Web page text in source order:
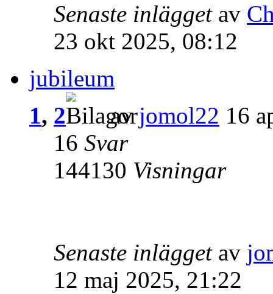
Senaste inlägget av
23 okt 2025, 08:12
jubileum
1, 2 avjomol22 16
16 Svar
144130 Visningar
Senaste inlägget av
12 maj 2025, 21:22